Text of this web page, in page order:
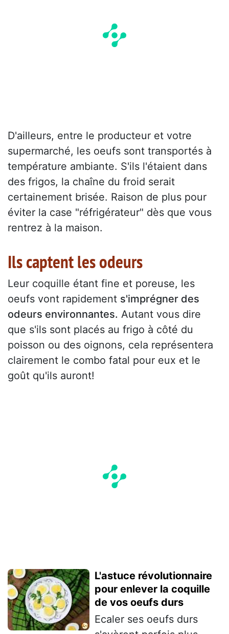
D'ailleurs, entre le producteur et votre
supermarché, les oeufs sont transportés à
température ambiante. S'ils l'étaient dans
des frigos, la chaîne du froid serait
certainement brisée. Raison de plus pour
éviter la case "réfrigérateur" dès que vous
rentrez à la maison.
Ils captent les odeurs
Leur coquille étant fine et poreuse, les
oeufs vont rapidement s'imprégner des
odeurs environnantes. Autant vous dire
que s'ils sont placés au frigo à côté du
poisson ou des oignons, cela représentera
clairement le combo fatal pour eux et le
goût qu'ils auront!
L'astuce révolutionnaire
pour enlever la coquille
de vos oeufs durs
Ecaler ses oeufs durs